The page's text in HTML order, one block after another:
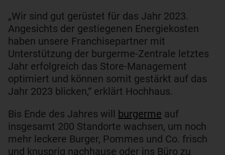
„Wir sind gut gerüstet für das Jahr 2023.
Angesichts der gestiegenen Energiekosten
haben unsere Franchisepartner mit
Unterstützung der burgerme-Zentrale letztes
Jahr erfolgreich das Store-Management
optimiert und können somit gestärkt auf das
Jahr 2023 blicken,“ erklärt Hochhaus.
Bis Ende des Jahres will burgerme auf
insgesamt 200 Standorte wachsen, um noch
mehr leckere Burger, Pommes und Co. frisch
und knusprig nachhause oder ins Büro zu